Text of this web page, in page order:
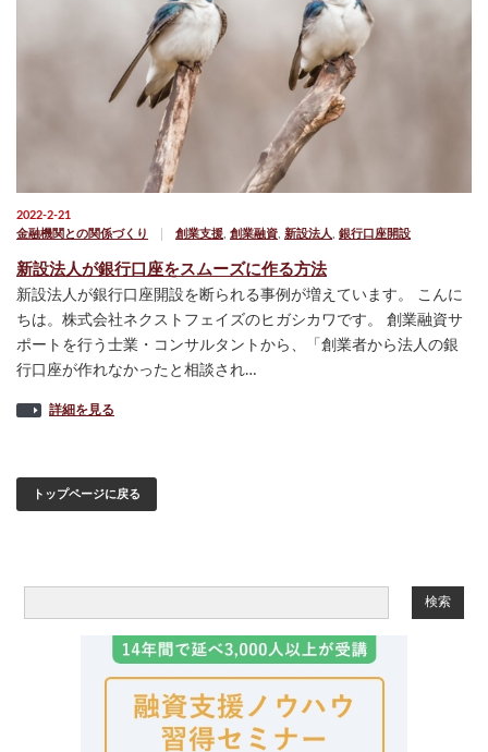
2022-2-21
金融機関との関係づくり
創業支援 創業融資 新設法人 銀行口座開設
新設法人が銀行口座をスムーズに作る方法
新設法人が銀行口座開設を断られる事例が増えています。 こんに
ちは。株式会社ネクストフェイズのヒガシカワです。 創業融資サ
ポートを行う士業・コンサルタントから、「創業者から法人の銀
行口座が作れなかったと相談され…
詳細を見る
トップページに戻る